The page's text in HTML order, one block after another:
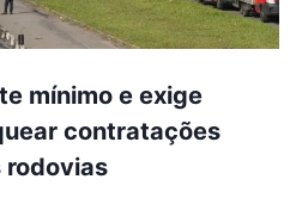
mínimo e exige
contratações
rodovias